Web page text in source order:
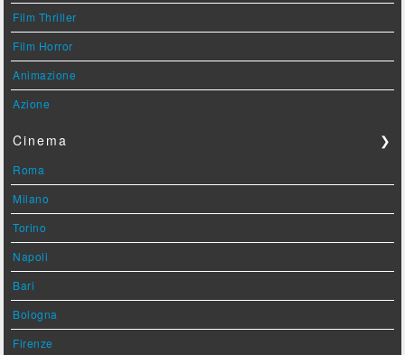
Film Thriller
Film Horror
Animazione
Azione
Cinema ❯
Roma
Milano
Torino
Napoli
Bari
Bologna
Firenze